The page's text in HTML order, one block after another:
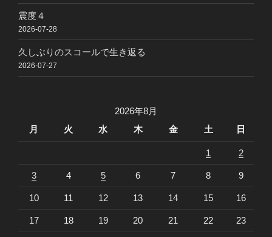
震度４
2026-07-28
久しぶりのスコールで生き返る
2026-07-27
2026年8月
月
火 水 木 金 土 日
1 2
3 4 5 6 7 8 9
10 11 12 13 14 15 16
17 18 19 20 21 22 23